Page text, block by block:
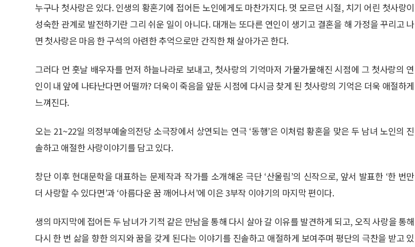
누구나 첫사랑은 있다. 인생의 황혼기에 접어든 노인에게도 마찬가지다. 멋 모르던 시절, 치기 어린 첫사랑이
성숙한 관계로 발전하기란 그리 쉬운 일이 아니다. 대개는 또다른 연인이 생기고 결혼을 해 가정을 꾸리고 나
면 첫사랑은 마음 한 구석의 아련한 추억으로만 간직한 채 살아가곤 한다.
그러다 먼 훗날 배우자를 먼저 하늘나라로 보내고, 첫사랑의 기억마저 가물가물해진 시점에 그 첫사랑의 연
인이 내 앞에 나타난다면 어떨까? 더욱이 죽음을 앞둔 시점에 다시금 찾게 된 첫사랑의 기억은 더욱 애절하게
느껴진다.
오는 21~22일 의정부예술의전당 소극장에서 상연되는 연극 ‘동행’은 이처럼 황혼을 맞은 두 남녀 노인의 진
솔하고 애절한 사랑이야기를 담고 있다.
창단 이후 현대문학을 대표하는 문제작과 작가를 소개해온 극단 ‘산울림’의 신작으로, 앞서 발표한 ‘한 번만
더 사랑할 수 있다면’과 ‘아름다운 꿈 깨어나서’에 이은 3부작 이야기의 마지막 편이다.
생의 마지막에 접어든 두 남녀가 기적 같은 만남을 통해 다시 살아 갈 이유를 발견하게 되고, 오직 사랑을 통해
다시 한 번 삶을 향한 의지와 꿈을 갖게 된다는 이야기를 진솔하고 애절하게 보여주며 평단의 극찬을 받고 있